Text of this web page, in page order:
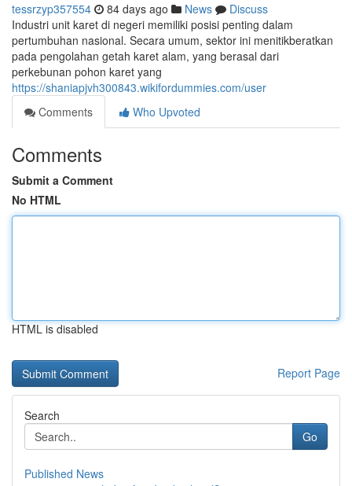
tessrzyp357554 84 days ago News
Discuss
Industri unit karet di negeri memiliki posisi penting dalam
pertumbuhan nasional. Secara umum, sektor ini menitikberatkan
pada pengolahan getah karet alam, yang berasal dari
perkebunan pohon karet yang
https://shaniapjvh300843.wikifordummies.com/user
Comments
Who Upvoted
Comments
Submit a Comment
No HTML
HTML is disabled
Report Page
Search
Go
Published News